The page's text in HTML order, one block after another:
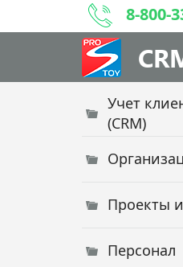
8-800-
Учет
(CRM)
Проекты
Персонал